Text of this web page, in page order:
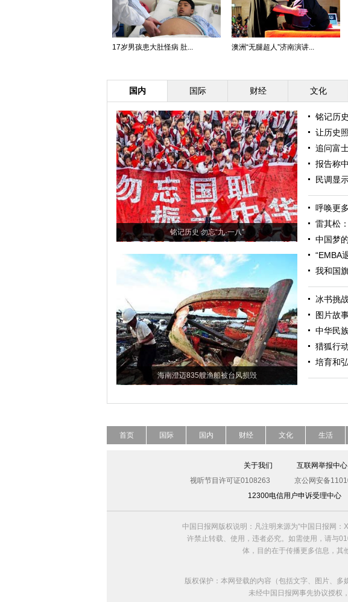
17岁男孩患大肚怪病 肚... 澳洲“无腿超人”济南演讲...
国内 国际 财经 文化
铭记历史 勿忘“九·一八”
海南澄迈835艘渔船被台风损毁
铭记历
让历史
追问富
报告称
民调显
呼唤更
雷其松
中国梦
“EMBA
我和国
冰书挑
图片故
中华民
猎狐行
培育和
首页 国际 国内 财经 文化 生活
关于我们 互联网举报中心
视听节目许可证0108263
京公网安备
12300电信用户申诉受理中心
中国日报网版权说明：凡注明来源为“中国日报网
许禁止转载、使用，违者必究。如需使用，请与
体，目的在于传播更多信息，其
版权保护：本网登载的内容（包括文字、图片、
未经中国日报网事先协议授权